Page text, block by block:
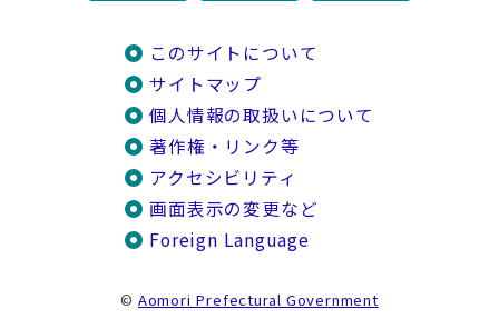
このサイトについて
サイトマップ
個人情報の取扱いについて
著作権・リンク等
アクセシビリティ
画面表示の変更など
Foreign Language
© Aomori Prefectural Government